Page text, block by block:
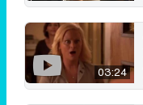
03:24